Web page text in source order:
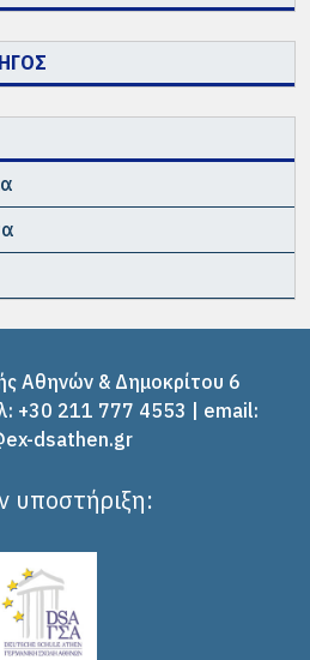
Αθηνών & Δημοκρίτου 6
+30 211 777 4553 | email:
dsathen.gr
υποστήριξη: